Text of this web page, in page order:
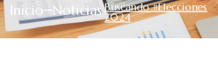
Inicio Noticias Buscando #Elecciones
2024